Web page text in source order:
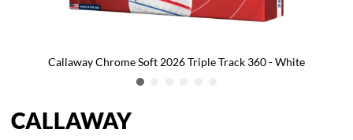
Callaway Chrome Soft 2026 Triple Track 360 - White
CALLAWAY